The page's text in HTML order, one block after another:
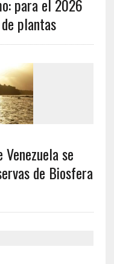
para el 2026
plantas
se
de Biosfera